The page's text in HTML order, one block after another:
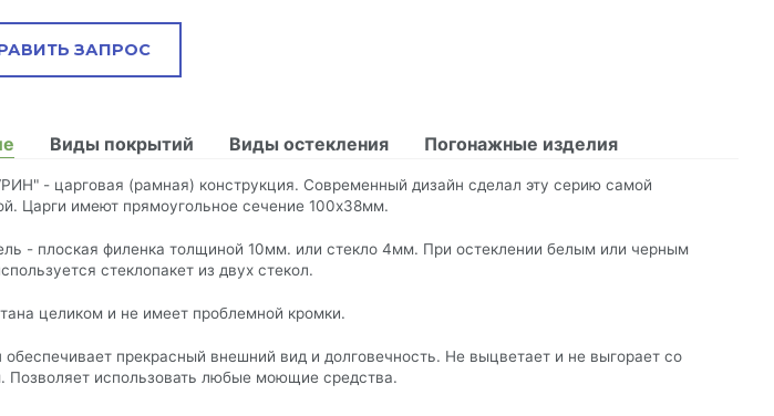
ЗАПРОС
Виды покрытий Виды остекления Погонажные изделия
- царговая (рамная) конструкция. Современный дизайн сделал эту серию самой
Царги имеют прямоугольное сечение 100х38мм.
- плоская филенка толщиной 10мм. или стекло 4мм. При остеклении белым или черным
стеклопакет из двух стекол.
целиком и не имеет проблемной кромки.
прекрасный внешний вид и долговечность. Не выцветает и не выгорает со
Позволяет использовать любые моющие средства.
для заполнения
«Отправить», Вы принимаете условия
отправлено. В ближайшее время
свяжемся с вами.